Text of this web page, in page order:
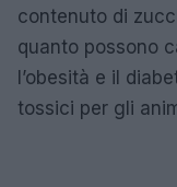
contenuto di
quanto possono
l’obesità e il
tossici per gli